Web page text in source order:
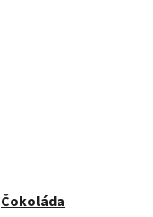
Čokoláda